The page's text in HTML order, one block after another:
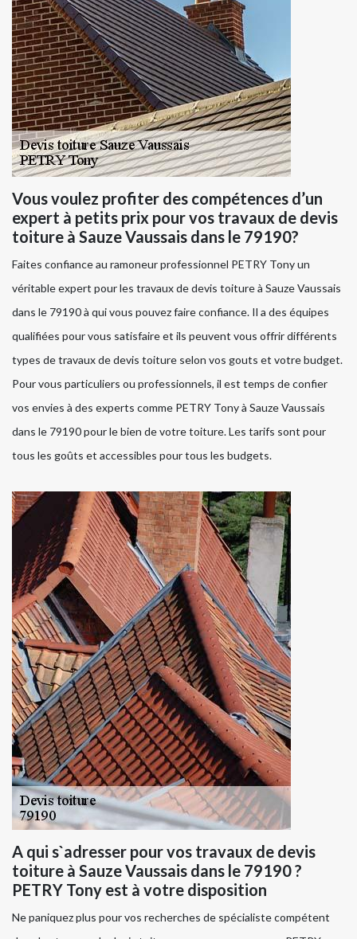
Vous voulez profiter des compétences d’un
expert à petits prix pour vos travaux de devis
toiture à Sauze Vaussais dans le 79190?
Faites confiance au ramoneur professionnel PETRY Tony un
véritable expert pour les travaux de devis toiture à Sauze Vaussais
dans le 79190 à qui vous pouvez faire confiance. Il a des équipes
qualifiées pour vous satisfaire et ils peuvent vous offrir différents
types de travaux de devis toiture selon vos gouts et votre budget.
Pour vous particuliers ou professionnels, il est temps de confier
vos envies à des experts comme PETRY Tony à Sauze Vaussais
dans le 79190 pour le bien de votre toiture. Les tarifs sont pour
tous les goûts et accessibles pour tous les budgets.
A qui s`adresser pour vos travaux de devis
toiture à Sauze Vaussais dans le 79190 ?
PETRY Tony est à votre disposition
Ne paniquez plus pour vos recherches de spécialiste compétent